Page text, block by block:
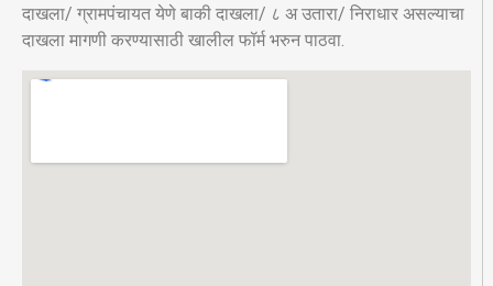
दाखला/ ग्रामपंचायत येणे बाकी दाखला/ ८ अ उतारा/ निराधार असल्याचा
दाखला मागणी करण्यासाठी खालील फॉर्म भरुन पाठवा.